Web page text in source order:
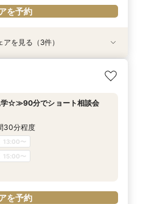
を予約
食無】お見積りまでご案内★レ
14:00〜
を予約
☆ガーデンウェディング×感動
14:00〜
を予約
に参加☆≫90分でショート相談
16:00〜
を予約
を見る（3件）
☆≫90分でショート相談会
30分程度
13:00〜
15:00〜
を予約